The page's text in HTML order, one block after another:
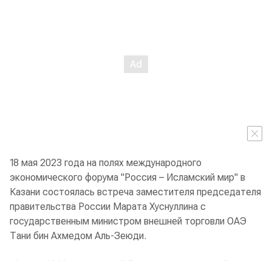
18 мая 2023 года на полях международного
экономического форума "Россия – Исламский мир" в
Казани состоялась встреча заместителя председателя
правительства России Марата Хуснуллина с
государственным министром внешней торговли ОАЭ
Тани бин Ахмедом Аль-Зеюди.